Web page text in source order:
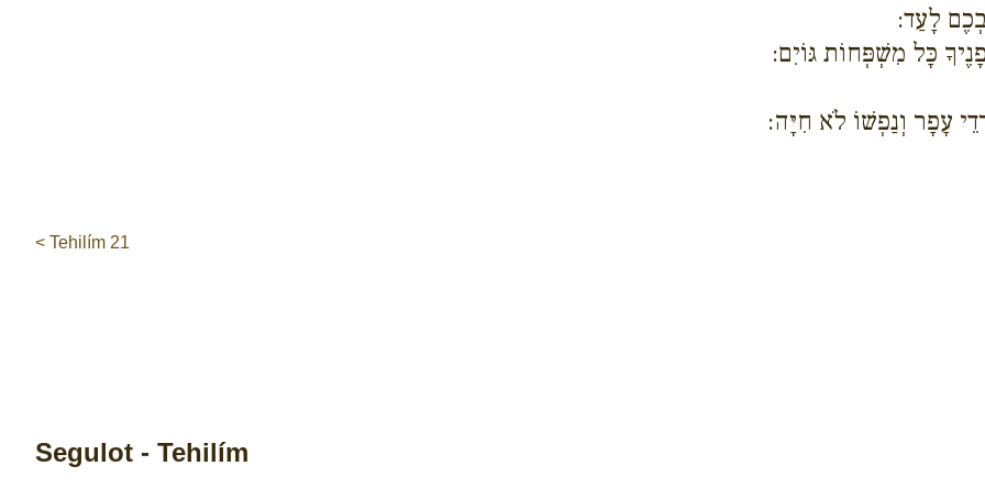
לָעַד:
כָּל מִשְׁפְּחוֹת גּוֹיִם:
עָפָר וְנַפְשׁוֹ לֹא חִיָּה:
< Tehilím 21
Segulot - Tehilím